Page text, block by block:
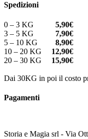
Spedizioni
0 – 3 KG 5,90€
3 – 5 KG 7,90€
5 – 10 KG 8,90€
10 – 20 KG 12,90€
20 – 30 KG 15,90€
Dai 30KG in poi il costo
Pagamenti
Storia e Magia srl - Via